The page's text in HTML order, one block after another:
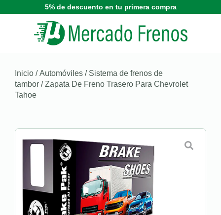
5% de descuento en tu primera compra
Inicio /Automóviles / Sistema de frenos de
tambor / Zapata De Freno Trasero Para Chevrolet
Tahoe